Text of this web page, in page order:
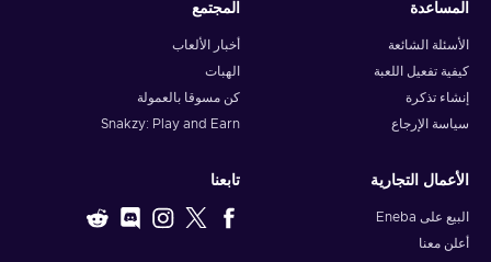
المساعدة
الأسئلة الشائعة
كيفية تفعيل اللعبة
إنشاء تذكرة
سياسة الإرجاع
المجتمع
أخبار الألعاب
الهبات
كن مسوقا بالعمولة
Snakzy: Play and Earn
الأعمال التجارية
البيع على Eneba
أعلن معنا
تابعنا